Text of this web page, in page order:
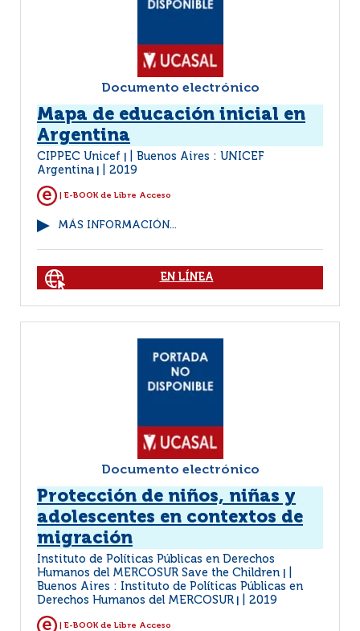
Documento electrónico
Mapa de educación inicial en
Argentina
CIPPEC Unicef
Buenos Aires : UNICEF
Argentina
2019
| E-BOOK de Libre Acceso
MÁS INFORMACIÓN...
EN LÍNEA
Documento electrónico
Protección de niños, niñas y
adolescentes en contextos de
migración
Instituto de Políticas Públicas en Derechos
Humanos del MERCOSUR Save the Children
Buenos Aires : Instituto de Políticas Públicas en
Derechos Humanos del MERCOSUR
2019
| E-BOOK de Libre Acceso